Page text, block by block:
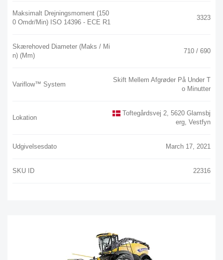
Maksimalt Drejningsmoment (150
0 Omdr/min) ISO 14396 - ECE R1
3323
Skærehoved Diameter (maks / Mi
N) (mm)
710 / 690
Variflow™ System
Skift Mellem Afgrøder På Under T
O Minutter
Lokation
Toftegårdsvej 2, 5620 Glamsbj
Erg, Vestfyn
Udgivelsesdato March 17, 2021
SKU ID 22316